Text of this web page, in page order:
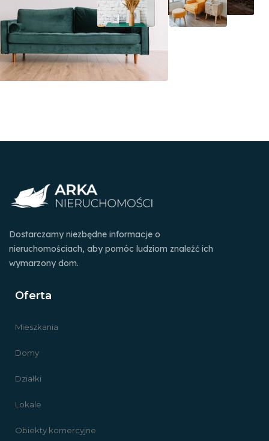
Dostarczamy niezbędne informacje o
nieruchomościach, aby pomóc ludziom znaleźć ich
wymarzony dom.
Oferta
Mieszkania
Domy
Działki
Lokale
Obiekty komercyjne